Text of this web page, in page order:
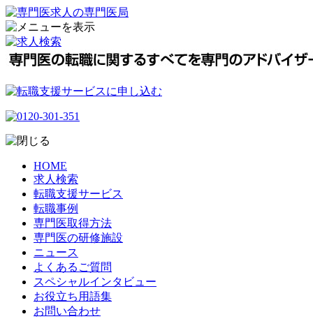
HOME
求人検索
転職支援サービス
転職事例
専門医取得方法
専門医の研修施設
ニュース
よくあるご質問
スペシャルインタビュー
お役立ち用語集
お問い合わせ